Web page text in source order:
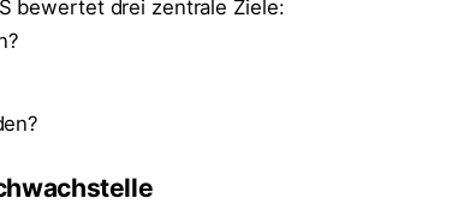
bewertet drei zentrale Ziele: